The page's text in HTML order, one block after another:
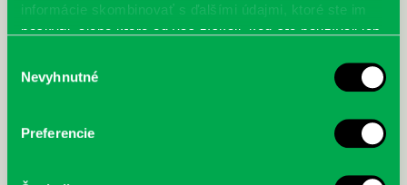
informácie skombinovať s ďalšími údajmi, ktoré ste im
poskytli, alebo ktoré od vás získali, keď ste používali ich
súhlasu
Nevyhnutné
Preferencie
akvárium
porozumět digitálnímu světu :
vše, co potřebujete vědět o